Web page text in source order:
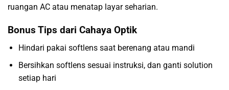
ruangan AC atau menatap layar seharian.
Bonus Tips dari Cahaya Optik
Hindari pakai softlens saat berenang atau mandi
Bersihkan softlens sesuai instruksi, dan ganti solution
setiap hari